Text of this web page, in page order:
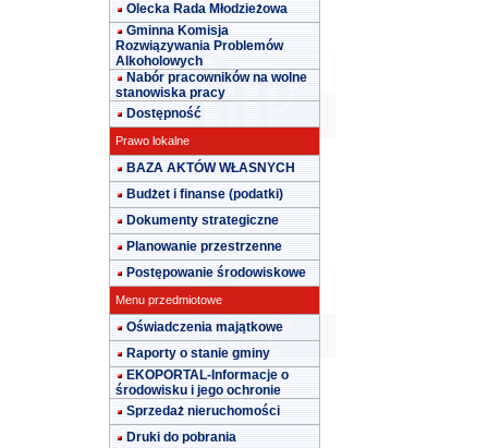
Olecka Rada Młodzieżowa
Gminna Komisja
Rozwiązywania Problemów
Alkoholowych
Nabór pracowników na wolne
stanowiska pracy
Dostępność
Prawo lokalne
BAZA AKTÓW WŁASNYCH
Budżet i finanse (podatki)
Dokumenty strategiczne
Planowanie przestrzenne
Postępowanie środowiskowe
Menu przedmiotowe
Oświadczenia majątkowe
Raporty o stanie gminy
EKOPORTAL-Informacje o
środowisku i jego ochronie
Sprzedaż nieruchomości
Druki do pobrania